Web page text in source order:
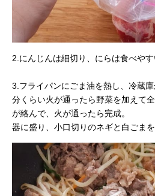
2.にんじんは細切り、にらは食べやす
3.フライパンにごま油を熱し、冷蔵
分くらい火が通ったら野菜を加えて
が絡んで、火が通ったら完成。
器に盛り、小口切りのネギと白ごまを